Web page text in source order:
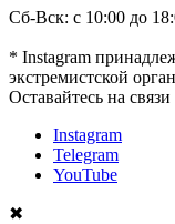
Сб-Вск: с 10:00 до
* Instagram
экстремистской
Оставайтесь на связи
Instagram
Telegram
YouTube
✖